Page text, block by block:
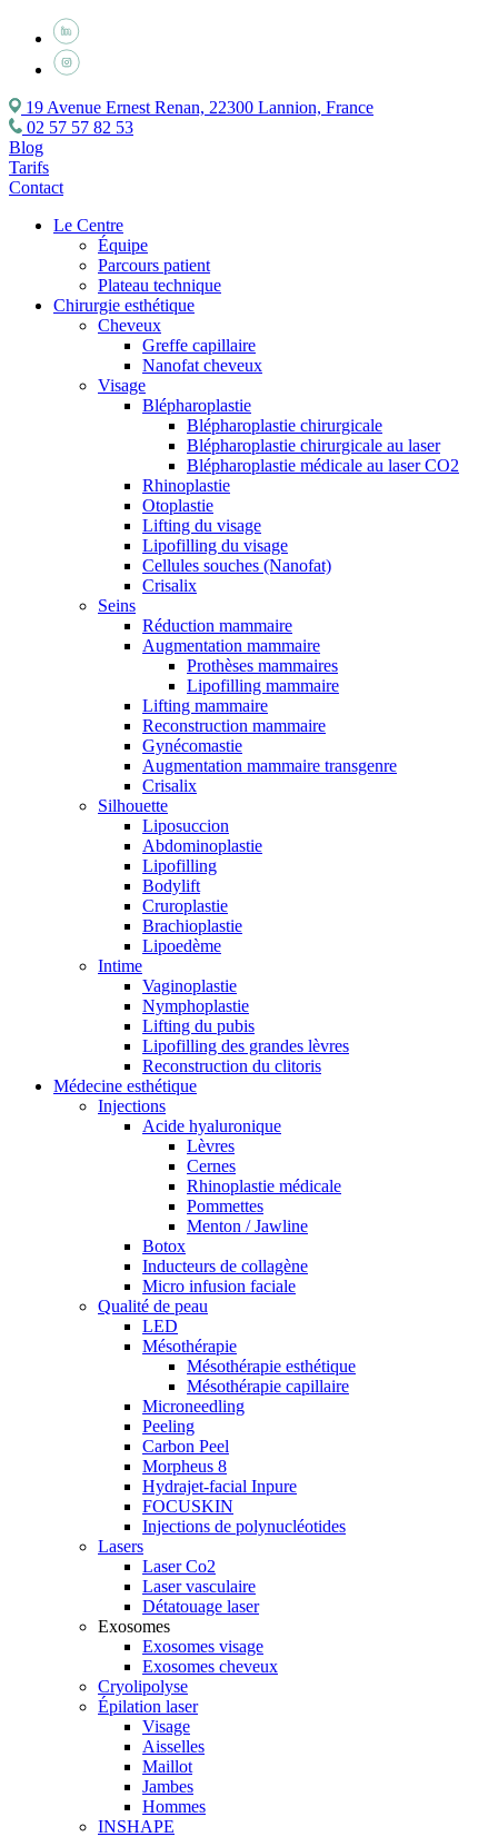
19 Avenue Ernest Renan, 22300 Lannion, France
02 57 57 82 53
Blog
Tarifs
Contact
Le Centre
Équipe
Parcours patient
Plateau technique
Chirurgie esthétique
Cheveux
Greffe capillaire
Nanofat cheveux
Visage
Blépharoplastie
Blépharoplastie chirurgicale
Blépharoplastie chirurgicale au laser
Blépharoplastie médicale au laser CO2
Rhinoplastie
Otoplastie
Lifting du visage
Lipofilling du visage
Cellules souches (Nanofat)
Crisalix
Seins
Réduction mammaire
Augmentation mammaire
Prothèses mammaires
Lipofilling mammaire
Lifting mammaire
Reconstruction mammaire
Gynécomastie
Augmentation mammaire transgenre
Crisalix
Silhouette
Liposuccion
Abdominoplastie
Lipofilling
Bodylift
Cruroplastie
Brachioplastie
Lipoedème
Intime
Vaginoplastie
Nymphoplastie
Lifting du pubis
Lipofilling des grandes lèvres
Reconstruction du clitoris
Médecine esthétique
Injections
Acide hyaluronique
Lèvres
Cernes
Rhinoplastie médicale
Pommettes
Menton / Jawline
Botox
Inducteurs de collagène
Micro infusion faciale
Qualité de peau
LED
Mésothérapie
Mésothérapie esthétique
Mésothérapie capillaire
Microneedling
Peeling
Carbon Peel
Morpheus 8
Hydrajet-facial Inpure
FOCUSKIN
Injections de polynucléotides
Lasers
Laser Co2
Laser vasculaire
Détatouage laser
Exosomes
Exosomes visage
Exosomes cheveux
Cryolipolyse
Épilation laser
Visage
Aisselles
Maillot
Jambes
Hommes
INSHAPE